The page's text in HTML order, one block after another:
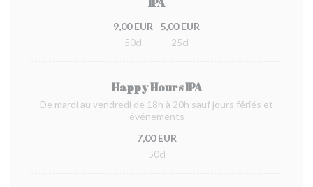
9,00 EUR
50cl
5,00 EUR
25cl
Happy Hours IPA
De mardi au vendredi de 18h à 20h sauf jours fériés et
événements
7,00 EUR
50cl